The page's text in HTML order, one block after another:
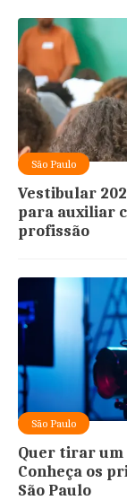
São Paulo
Vestibular
para auxiliar
profissão
São Paulo
Quer tirar
Conheça os
São Paulo